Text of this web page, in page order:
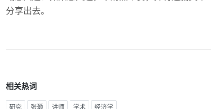
分享出去。
相关热词
研究 张灏 讲师 学术 经济学